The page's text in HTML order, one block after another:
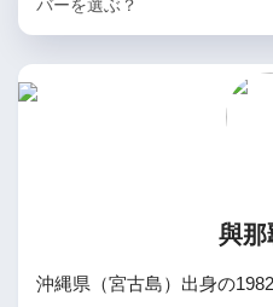
バーを選ぶ？
與
沖縄県（宮古島）出身の